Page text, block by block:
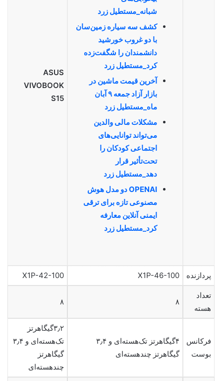
شبانه_مستطیل زرد
کشف سه سیاره زمین‌سان
با دو غروب خورشید
دانشمندان را شگفت‌زده
کرد_مستطیل زرد
آخرین قیمت ماشین در
بازار آزاد جمعه ۹ آبان
ماه_مستطیل زرد
مشکلات مالی والدین
می‌تواند توانایی‌های
اجتماعی کودکان را
تحت‌تأثیر قرار
دهد_مستطیل زرد
OPENAI دو مدل هوش
مصنوعی تازه برای ترقی
ایمنی آنلاین معارفه
کرد_مستطیل زرد
ASUS
VIVOBOOK
S15
پردازنده X1P-46-100
X1P-42-100
تعداد
هسته
۸ ۸
فرکانس
بوست
۴گیگاهرتز تک‌هسته‌ای و ۳٫۴
گیگاهرتز چندهسته‌ای
۳٫۲گیگاهرتز
تک‌هسته‌ای و ۳٫۴
گیگاهرتز
چندهسته‌ای